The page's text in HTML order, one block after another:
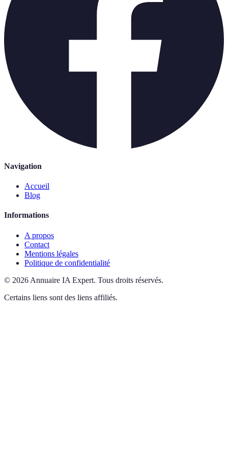
Navigation
Accueil
Blog
Informations
A propos
Contact
Mentions légales
Politique de confidentialité
© 2026 Annuaire IA Expert. Tous droits réservés.
Certains liens sont des liens affiliés.